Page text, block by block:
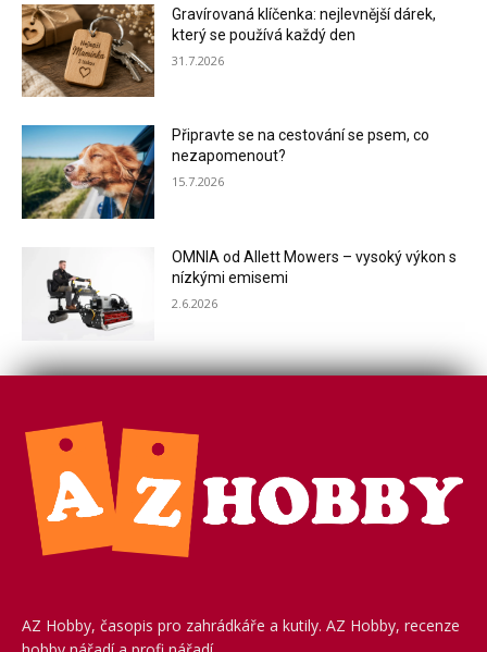
Gravírovaná klíčenka: nejlevnější dárek,
který se používá každý den
31.7.2026
Připravte se na cestování se psem, co
nezapomenout?
15.7.2026
OMNIA od Allett Mowers – vysoký výkon s
nízkými emisemi
2.6.2026
AZ Hobby, časopis pro zahrádkáře a kutily. AZ Hobby, recenze